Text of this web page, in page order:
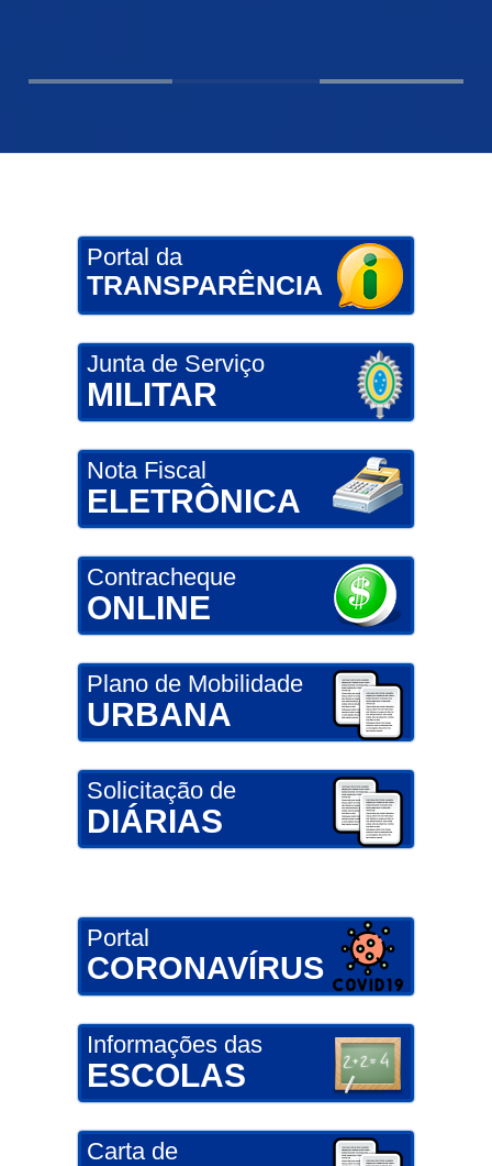
Portal da
TRANSPARÊNCIA
Junta de Serviço
MILITAR
Nota Fiscal
ELETRÔNICA
Contracheque
ONLINE
Plano de Mobilidade
URBANA
Solicitação de
DIÁRIAS
Portal
CORONAVÍRUS
Informações das
ESCOLAS
Carta de